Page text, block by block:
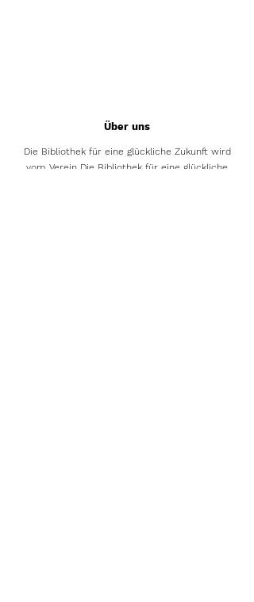
Über uns
Die Bibliothek für eine glückliche Zukunft wird
vom Verein Die Bibliothek für eine glückliche